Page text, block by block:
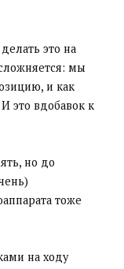
это на
мы
и как
это вдобавок к
но до
тоже
на ходу